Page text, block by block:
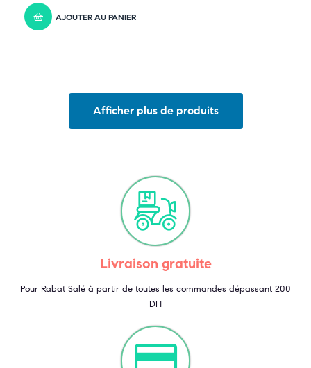
AJOUTER AU PANIER
Afficher plus de produits
Livraison gratuite
Pour Rabat Salé à partir de toutes les commandes dépassant 200
DH